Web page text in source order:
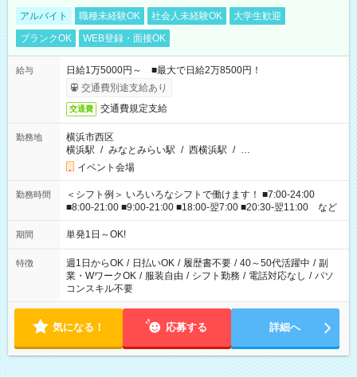
アルバイト 職種未経験OK 社会人未経験OK
大学生歓迎
ブランクOK
WEB登録・面接OK
給与
日給1万5000円～ ■最大で日給2万8500円！
交通費別途支給あり
交通費 交通費規定支給
勤務地
横浜市西区
横浜駅 / みなとみらい駅 / 西横浜駅 / …
イベント会場
勤務時間
＜シフト例＞ いろいろなシフトで働けます！ ■7:00-24:00
■8:00-21:00 ■9:00-21:00 ■18:00-翌7:00 ■20:30-翌11:00 など
期間 単発1日～OK!
特徴 週1日からOK / 日払いOK / 履歴書不要 / 40～50代活躍中 / 副
業・WワークOK / 服装自由 / シフト勤務 / 電話対応なし / パソ
コンスキル不要
気になる！ 応募する 詳細へ